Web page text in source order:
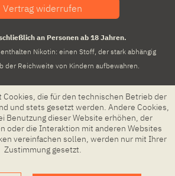
Vertrag widerrufen
an Personen ab 18 Jahren.
Nikotin: einen Stoff, der stark abhängig
der Reichweite von Kindern aufbewahren.
Cookies, die für den technischen Betrieb der
und stets gesetzt werden. Andere Cookies,
Benutzung dieser Website erhöhen, der
oder die Interaktion mit anderen Websites
vereinfachen sollen, werden nur mit Ihrer
Zustimmung gesetzt.